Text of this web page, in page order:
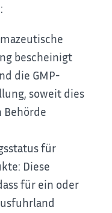
bescheinigt
die GMP-
soweit dies
Behörde
für
Diese
für ein oder